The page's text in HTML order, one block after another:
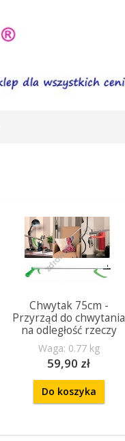
Chwytak 75cm -
Przyrząd do chwytania
na odległość rzeczy
Waga: 0.77 kg
59,90 zł
Do koszyka